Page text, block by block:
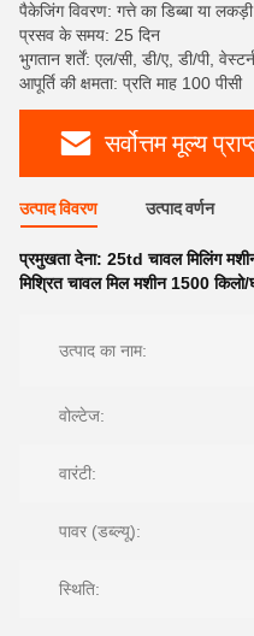
पैकेजिंग विवरण: गत्ते का डिब्बा या
प्रसव के समय: 25 दिन
भुगतान शर्तें: एल/सी, डी/ए, डी/पी,
आपूर्ति की क्षमता: प्रति माह 100 पीसी
सर्वोत्तम मूल्य
उत्पाद विवरण उत्पाद वर्णन
प्रमुखता देना: 25td चावल मिलिंग
मिश्रित चावल मिल मशीन 1500 किलो/
उत्पाद का नाम:
वोल्टेज:
वारंटी:
पावर (डब्ल्यू):
स्थिति: